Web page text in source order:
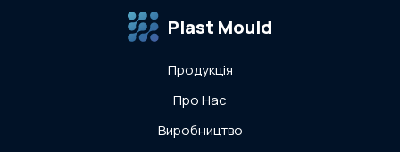
Plast Mould
Продукція
Про Нас
Виробництво